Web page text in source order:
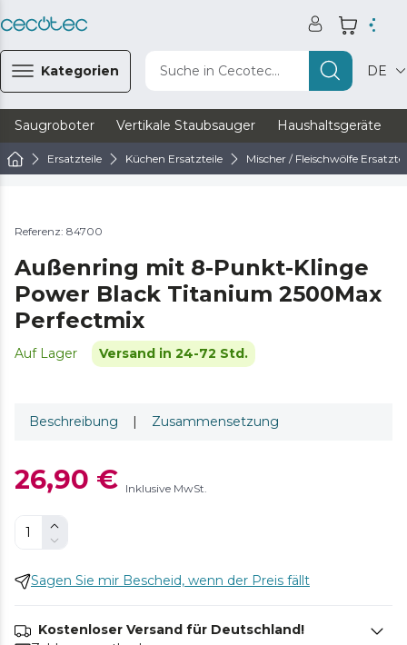
Kategorien Suche in Cecotec... DE
Saugroboter Vertikale Staubsauger Haushaltsgeräte
Ersatzteile Küchen Ersatzteile Mischer / Fleischwölfe
Referenz: 84700
Außenring mit 8-Punkt-Klinge
Power Black Titanium 2500Max
Perfectmix
Auf Lager Versand in 24-72 Std.
Beschreibung | Zusammensetzung
26,90 € Inklusive MwSt.
Sagen Sie mir Bescheid, wenn der Preis fällt
Kostenloser Versand für Deutschland!